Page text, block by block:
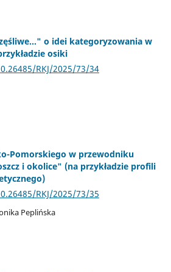
o idei kategoryzowania w
osiki
RKJ/2025/73/34
Pomorskiego w przewodniku
i okolice" (na przykładzie profili
RKJ/2025/73/35
Peplińska